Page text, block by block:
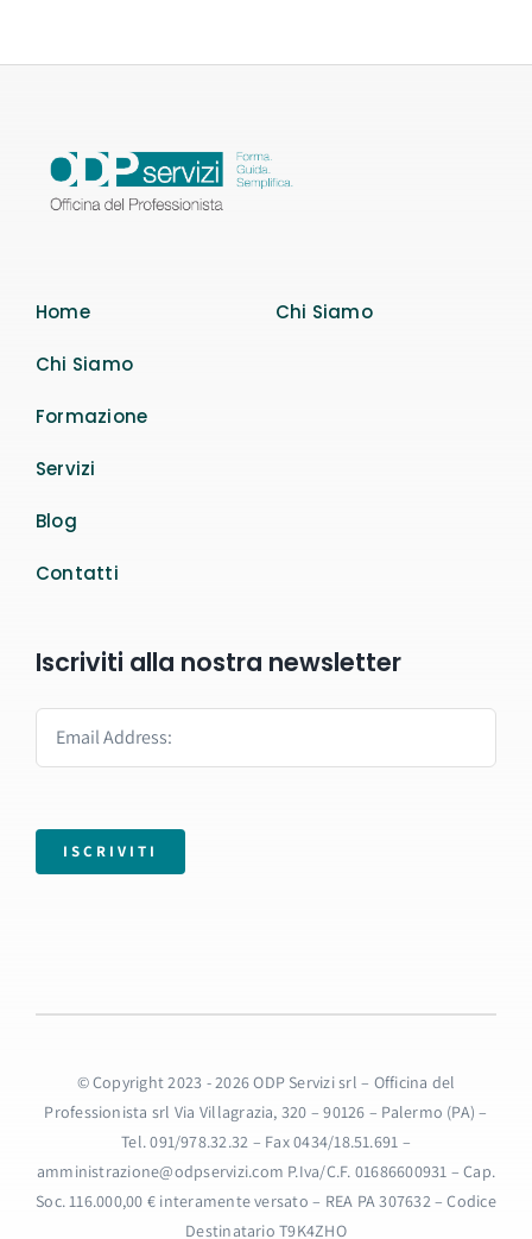
Home
Chi Siamo
Formazione
Servizi
Blog
Contatti
Chi Siamo
Iscriviti alla nostra newsletter
ISCRIVITI
© Copyright 2023 - 2026 ODP Servizi srl – Officina del
Professionista srl Via Villagrazia, 320 – 90126 – Palermo (PA) –
Tel. 091/978.32.32 – Fax 0434/18.51.691 –
amministrazione@odpservizi.com P.Iva/C.F. 01686600931 – Cap.
Soc. 116.000,00 € interamente versato – REA PA 307632 – Codice
Destinatario T9K4ZHO